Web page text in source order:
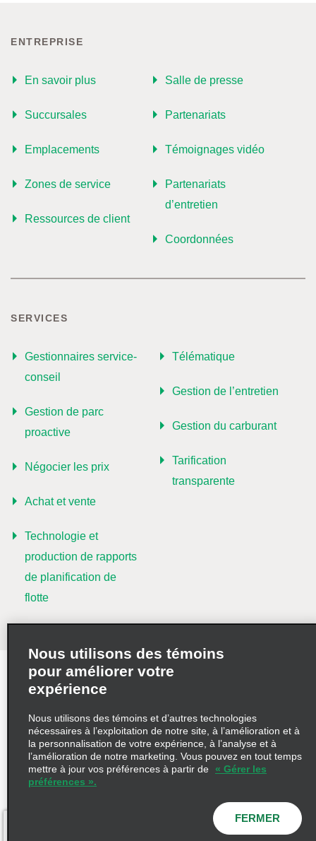
ENTREPRISE
En savoir plus
Succursales
Emplacements
Zones de service
Ressources de client
Salle de presse
Partenariats
Témoignages vidéo
Partenariats
d’entretien
Coordonnées
SERVICES
Gestionnaires service-
conseil
Gestion de parc
proactive
Négocier les prix
Achat et vente
Technologie et
production de rapports
de planification de
flotte
Télématique
Gestion de l’entretien
Gestion du carburant
Tarification
transparente
Modalités d’utilisation
Politique de confidentialité
Politique sur les fichiers témoins
Choix de confidentialité
AdChoices
Enterprise Mobility
Enterprise Truck Rental
©2026 Enterprise Holdings, Inc. Tous droits réservés
Nous utilisons des témoins
pour améliorer votre
expérience
Nous utilisons des témoins et d’autres technologies
nécessaires à l’exploitation de notre site, à l’amélioration et à
la personnalisation de votre expérience, à l’analyse et à
l’amélioration de notre marketing. Vous pouvez en tout temps
mettre à jour vos préférences à partir de « Gérer les
préférences ».
FERMER